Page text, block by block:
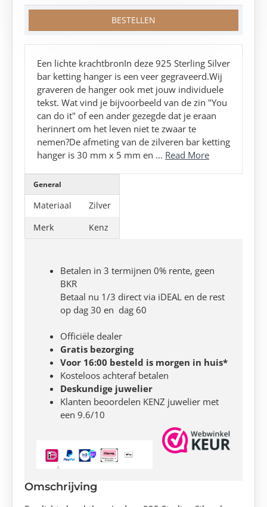
BESTELLEN
Een lichte krachtbronIn deze 925 Sterling Silver
bar ketting hanger is een veer gegraveerd.Wij
graveren de hanger ook met jouw individuele
tekst. Wat vind je bijvoorbeeld van de zin "You
can do it" of een ander gezegde dat je eraan
herinnert om het leven niet te zwaar te
nemen?De afmeting van de zilveren bar ketting
hanger is 30 mm x 5 mm en ... Read More
General
Materiaal
Zilver
Merk
Kenz
Betalen in 3 termijnen 0% rente, geen
BKR
Betaal nu 1/3 direct via iDEAL en de rest
op dag 30 en dag 60
Officiële dealer
Gratis bezorging
Voor 16:00 besteld is morgen in huis*
Kosteloos achteraf betalen
Deskundige juwelier
Klanten beoordelen KENZ juwelier met
een 9.6/10
Omschrijving